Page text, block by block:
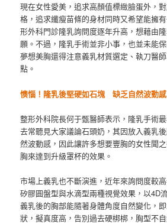
現在女性愛美，追求高顏值標緻臉蛋外，
格，追求纖瘦苗條的身材同時又希望能擁
形外科門診隆乳詢問度逐年升高，想藉由
願。不過，隆乳手術並非小事，也並未能
夢想美胸還得注意義乳材質選定、執刀醫
點。
懊惱！隆乳後堅硬如石塊 缺乏自然波動感
整形外科院長何于甄醫師表示，隆乳手術
去常聽見大家議論石頭奶，其因放入義乳
然波動感，因此讓許多想要豐胸的女性聞
胸來達到升級罩杯的效果。
市場上義乳也不斷演進，近年來詢問度較
矽膠圓盤型與水滴型兩種視覺效果，以4D
義乳後的胸部能隨著身體角度自然變化，
狀，擬真度高，告別過去硬梆梆，胸型不